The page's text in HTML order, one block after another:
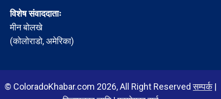
विशेष संवाददाताः
मीन बोलखे
(कोलोराडो, अमेरिका)
© ColoradoKhabar.com 2026, All Right Reservedसम्पर्क|